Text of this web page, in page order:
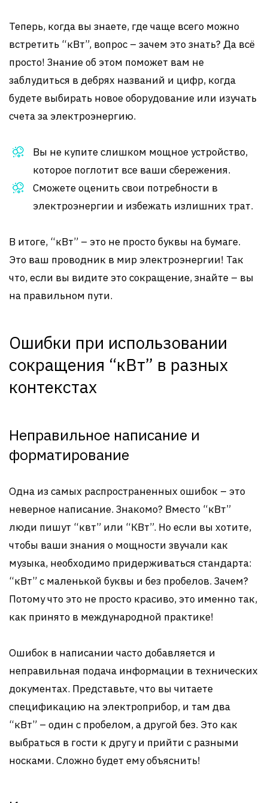
Теперь, когда вы знаете, где чаще всего можно
встретить “кВт”, вопрос – зачем это знать? Да всё
просто! Знание об этом поможет вам не
заблудиться в дебрях названий и цифр, когда
будете выбирать новое оборудование или изучать
счета за электроэнергию.
Вы не купите слишком мощное устройство,
которое поглотит все ваши сбережения.
Сможете оценить свои потребности в
электроэнергии и избежать излишних трат.
В итоге, “кВт” – это не просто буквы на бумаге.
Это ваш проводник в мир электроэнергии! Так
что, если вы видите это сокращение, знайте – вы
на правильном пути.
Ошибки при использовании
сокращения “кВт” в разных
контекстах
Неправильное написание и
форматирование
Одна из самых распространенных ошибок – это
неверное написание. Знакомо? Вместо “кВт”
люди пишут “квт” или “КВт”. Но если вы хотите,
чтобы ваши знания о мощности звучали как
музыка, необходимо придерживаться стандарта:
“кВт” с маленькой буквы и без пробелов. Зачем?
Потому что это не просто красиво, это именно так,
как принято в международной практике!
Ошибок в написании часто добавляется и
неправильная подача информации в технических
документах. Представьте, что вы читаете
спецификацию на электроприбор, и там два
“кВт” – один с пробелом, а другой без. Это как
выбраться в гости к другу и прийти с разными
носками. Сложно будет ему объяснить!